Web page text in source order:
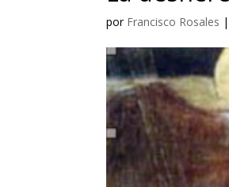
por Francisco Rosales |